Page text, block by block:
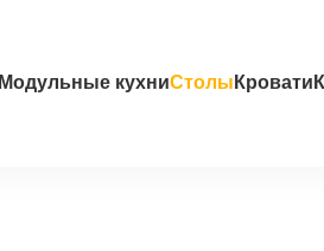
Модульные кухниСтолы Кровати